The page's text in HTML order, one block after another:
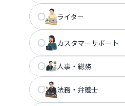
ライター
カスタマーサポート
人事・総務
法務・弁護士